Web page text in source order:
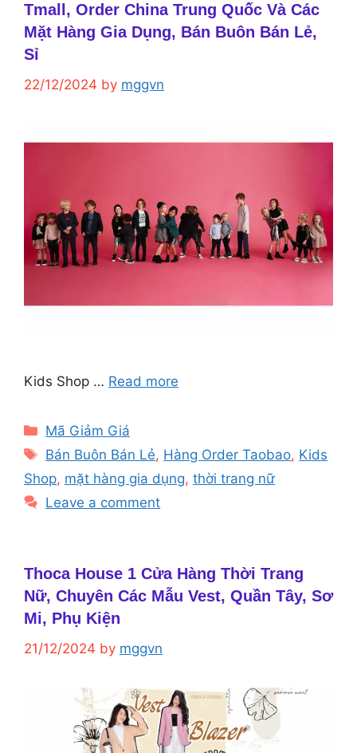
Tmall, Order China Trung Quốc Và Các
Mặt Hàng Gia Dụng, Bán Buôn Bán Lẻ,
Sỉ
22/12/2024 by mggvn
Kids Shop … Read more
Categories
Mã Giảm Giá
Tags
Bán Buôn Bán Lẻ, Hàng Order Taobao, Kids
Shop, mặt hàng gia dụng, thời trang nữ
Leave a comment
Thoca House 1 Cửa Hàng Thời Trang
Nữ, Chuyên Các Mẫu Vest, Quần Tây, Sơ
Mi, Phụ Kiện
21/12/2024 by mggvn